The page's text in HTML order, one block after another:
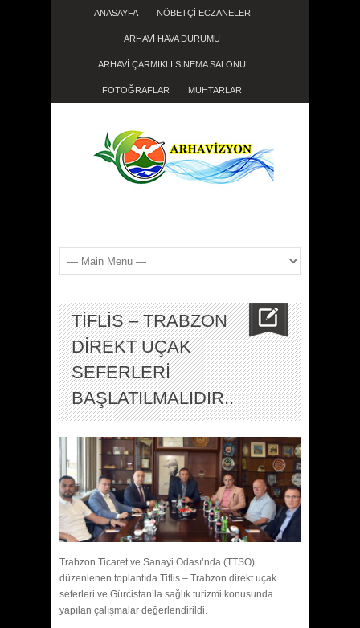
ANASAYFA NÖBETÇİ ECZANELER
ARHAVİ HAVA DURUMU
ARHAVİ ÇARMIKLI SİNEMA SALONU
FOTOĞRAFLAR MUHTARLAR
TİFLİS – TRABZON
DİREKT UÇAK
SEFERLERİ
BAŞLATILMALIDIR..
Trabzon Ticaret ve Sanayi Odası’nda (TTSO)
düzenlenen toplantıda Tiflis – Trabzon direkt uçak
seferleri ve Gürcistan’la sağlık turizmi konusunda
yapılan çalışmalar değerlendirildi.